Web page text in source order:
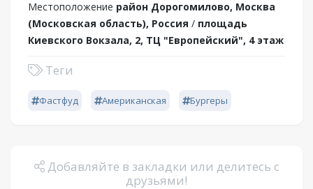
Местоположение район Дорогомилово, Москва
(Московская область), Россия / площадь
Киевского Вокзала, 2, ТЦ "Европейский", 4 этаж
Теги
Фастфуд Американская Бургеры
Добавляйте в закладки или делитесь с
друзьями!